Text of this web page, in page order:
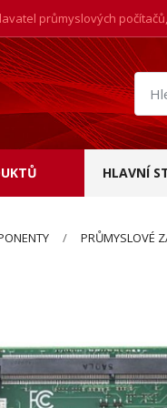
průmyslových
HLAVNÍ
PRŮMYSLOVÉ